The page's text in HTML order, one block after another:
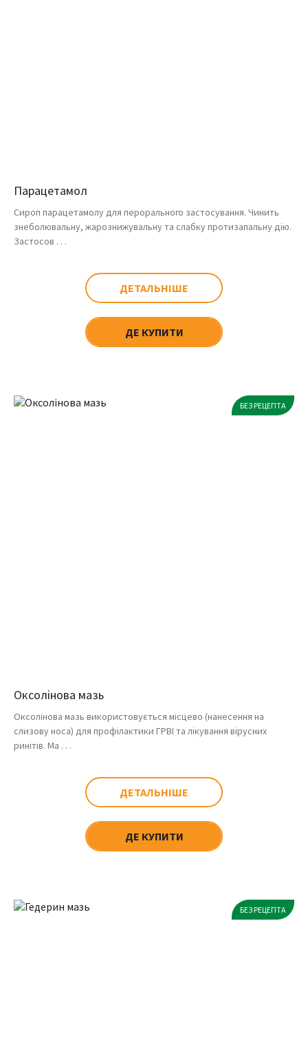
Парацетамол
Сироп парацетамолу для перорального застосування. Чинить
знеболювальну, жарознижувальну та слабку протизапальну дію.
Застосов . . .
ДЕТАЛЬНІШЕ
ДЕ КУПИТИ
БЕЗ РЕЦЕПТА
Оксолінова мазь
Оксолінова мазь використовується місцево (нанесення на
слизову носа) для профілактики ГРВІ та лікування вірусних
ринітів. Ма . . .
ДЕТАЛЬНІШЕ
ДЕ КУПИТИ
БЕЗ РЕЦЕПТА